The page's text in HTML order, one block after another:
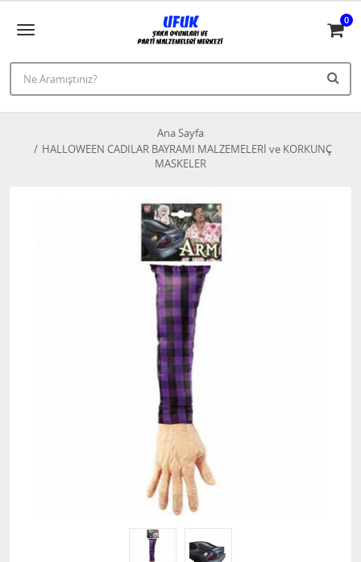
0
Ana Sayfa
HALLOWEEN CADILAR BAYRAMI MALZEMELERİ ve KORKUNÇ
MASKELER